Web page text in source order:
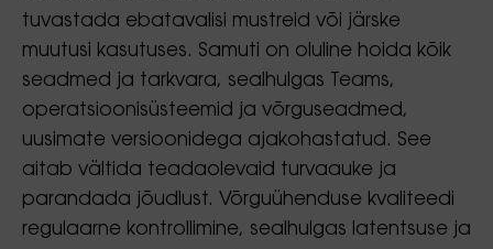
tuvastada ebatavalisi mustreid või järske
muutusi kasutuses. Samuti on oluline hoida kõik
seadmed ja tarkvara, sealhulgas Teams,
operatsioonisüsteemid ja võrguseadmed,
uusimate versioonidega ajakohastatud. See
aitab vältida teadaolevaid turvaauke ja
parandada jõudlust. Võrguühenduse kvaliteedi
regulaarne kontrollimine, sealhulgas latentsuse ja